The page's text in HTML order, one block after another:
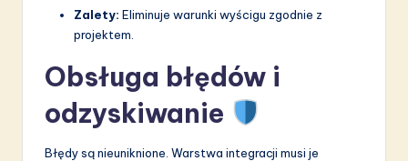
Zalety: Eliminuje warunki wyścigu zgodnie z
projektem.
Obsługa błędów i
odzyskiwanie
Błędy są nieuniknione. Warstwa integracji musi je